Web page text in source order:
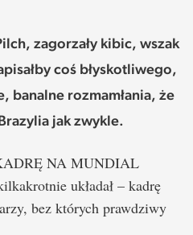
zagorzały kibic, wszak
coś błyskotliwego,
banalne rozmamłania, że
jak zwykle.
NA MUNDIAL
układał – kadrę
bez których prawdziwy